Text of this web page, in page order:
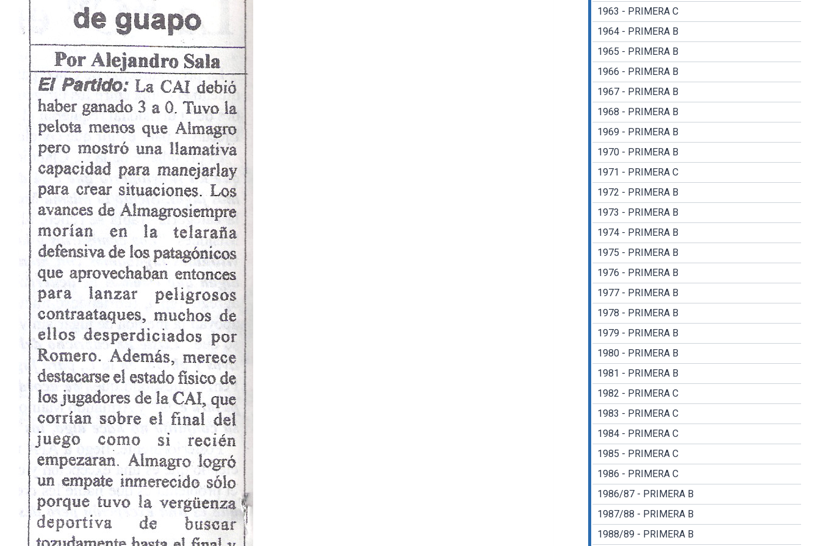
1963 - PRIMERA C
1964 - PRIMERA B
1965 - PRIMERA B
1966 - PRIMERA B
1967 - PRIMERA B
1968 - PRIMERA B
1969 - PRIMERA B
1970 - PRIMERA B
1971 - PRIMERA C
1972 - PRIMERA B
1973 - PRIMERA B
1974 - PRIMERA B
1975 - PRIMERA B
1976 - PRIMERA B
1977 - PRIMERA B
1978 - PRIMERA B
1979 - PRIMERA B
1980 - PRIMERA B
1981 - PRIMERA B
1982 - PRIMERA C
1983 - PRIMERA C
1984 - PRIMERA C
1985 - PRIMERA C
1986 - PRIMERA C
1986/87 - PRIMERA B
1987/88 - PRIMERA B
1988/89 - PRIMERA B